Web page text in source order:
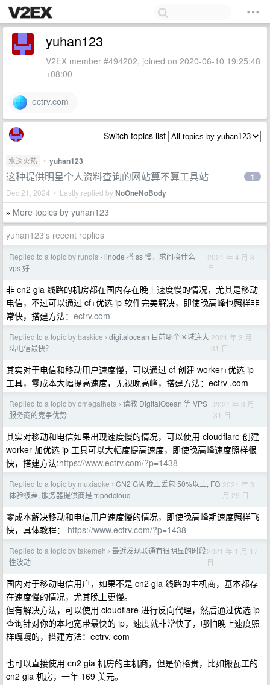
yuhan123
V2EX member #494202, joined on 2020-06-10 19:25:48
+08:00
ectrv.com
Switch topics list
水深火热 • yuhan123
这种提供明星个人资料查询的网站算不算工具站
Dec 21, 2024 • Lastly replied byNoOneNoBody
1
» More topics by yuhan123
yuhan123's recent replies
Replied to a topic by rundis › linode 搭 ss 慢，求问换什么
vps 好
2021 年 4 月 8
日
非 cn2 gia 线路的机房都在国内存在晚上速度慢的情况，尤其是移动
电信，不过可以通过 cf+优选 ip 软件完美解决，即使晚高峰也照样非
常快，搭建方法： ectrv.com
Replied to a topic by baskice › digitalocean 目前哪个区域连大
陆电信最快？
2021 年 3 月
31 日
其实对于电信和移动用户速度慢，可以通过 cf 创建 worker+优选 ip
工具，零成本大幅提高速度，无视晚高峰，搭建方法：ectrv .com
Replied to a topic by omegatheta › 请教 DigitalOcean 等 VPS
服务商的竞争优势
2021 年 3 月
31 日
其实对移动和电信如果出现速度慢的情况，可以使用 cloudflare 创建
worker 加优选 ip 工具可以大幅度提高速度，即使晚高峰速度照样很
快，搭建方法:https://www.ectrv.com/?p=1438
Replied to a topic by muxiaoke › CN2 GIA 晚上丢包 50%以上, FQ
体验极差, 服务器提供商是 tripodcloud
2021 年 3
月 29 日
零成本解决移动和电信用户速度慢的情况，即使晚高峰期速度照样飞
快，具体教程： https://www.ectrv.com/?p=1438
Replied to a topic by takemeh › 最近发现联通有很明显的时段
性波动
2021 年 1 月 17
日
国内对于移动电信用户，如果不是 cn2 gia 线路的主机商，基本都存
在速度慢的情况，尤其晚上更慢。
但有解决方法，可以使用 cloudflare 进行反向代理，然后通过优选 ip
查询针对你的本地宽带最快的 ip，速度就非常快了，哪怕晚上速度照
样嘎嘎的，搭建方法：ectrv. com
也可以直接使用 cn2 gia 机房的主机商，但是价格贵，比如搬瓦工的
cn2 gia 机房，一年 169 美元。